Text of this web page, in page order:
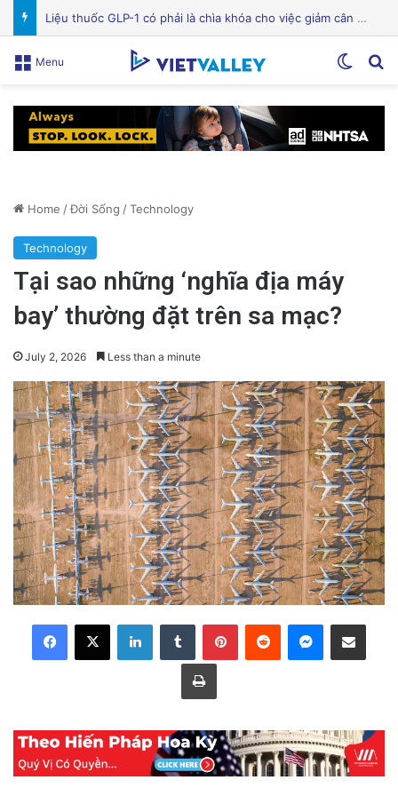
Bệnh viện Silicon Valley: Một trong những cơ sở y tế hàng đầu tại Mỹ
Menu
Home /Đời Sống /Technology
Technology
Tại sao những ‘nghĩa địa máy
bay’ thường đặt trên sa mạc?
July 2, 2026 Less than a minute
LinkedInTumblr PinterestReddit Messenger
Share via Email
Print